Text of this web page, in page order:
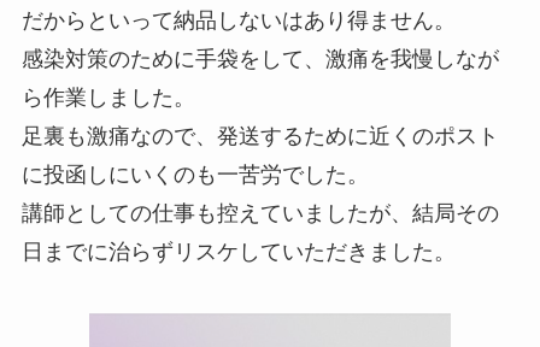
だからといって納品しないはあり得ません。
感染対策のために手袋をして、激痛を我慢しなが
ら作業しました。
足裏も激痛なので、発送するために近くのポスト
に投函しにいくのも一苦労でした。
講師としての仕事も控えていましたが、結局その
日までに治らずリスケしていただきました。